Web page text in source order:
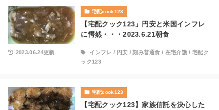
宅配cook123
【宅配クック123」円安と米国インフレ
に愕然・・・2023.6.21朝食
2023.06.24更新 インフレ / 円安 /刻み普通食 / 在宅介護 /宅配ク
ック123
宅配cook123
【宅配クック123】家族信託を決心した